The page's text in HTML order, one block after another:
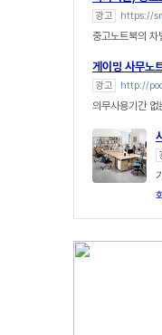
광고 https://
중고노트북의 차
게이밍 사무노
광고 http://
의무사용기간